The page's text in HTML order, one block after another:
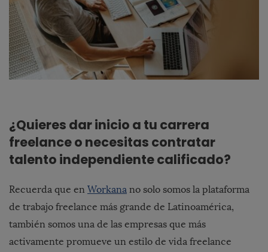
¿Quieres dar inicio a tu carrera
freelance o necesitas contratar
talento independiente calificado?
Recuerda que en Workana no solo somos la plataforma
de trabajo freelance más grande de Latinoamérica,
también somos una de las empresas que más
activamente promueve un estilo de vida freelance